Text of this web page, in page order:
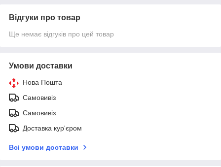
Відгуки про товар
Ще немає відгуків про цей товар
Умови доставки
Нова Пошта
Самовивіз
Самовивіз
Доставка кур'єром
Всі умови доставки